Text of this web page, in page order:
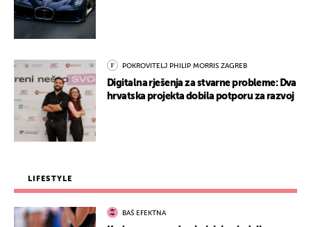
POKROVITELJ PHILIP MORRIS ZAGREB
Digitalna rješenja za stvarne probleme: Dva
hrvatska projekta dobila potporu za razvoj
LIFESTYLE
BAŠ EFEKTNA